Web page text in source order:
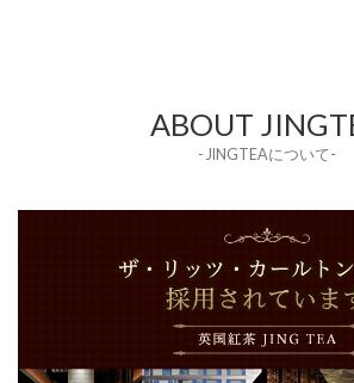
ABOUT
- JINGTEAについて-